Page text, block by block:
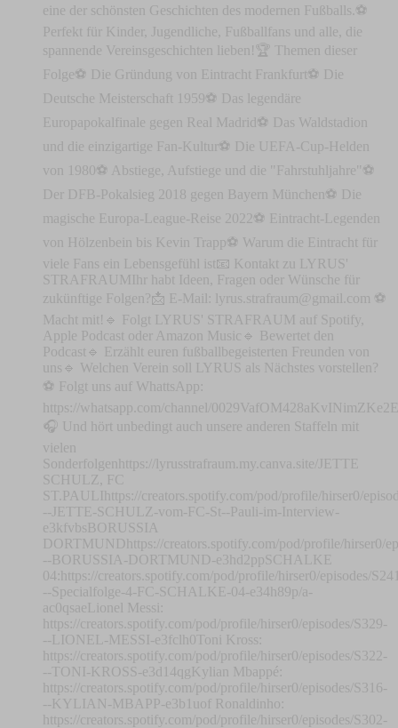
eine der schönsten Geschichten des modernen Fußballs.⚽
Perfekt für Kinder, Jugendliche, Fußballfans und alle, die
spannende Vereinsgeschichten lieben!🏆 Themen dieser
Folge⚽ Die Gründung von Eintracht Frankfurt⚽ Die
Deutsche Meisterschaft 1959⚽ Das legendäre
Europapokalfinale gegen Real Madrid⚽ Das Waldstadion
und die einzigartige Fan-Kultur⚽ Die UEFA-Cup-Helden
von 1980⚽ Abstiege, Aufstiege und die "Fahrstuhljahre"⚽
Der DFB-Pokalsieg 2018 gegen Bayern München⚽ Die
magische Europa-League-Reise 2022⚽ Eintracht-Legenden
von Hölzenbein bis Kevin Trapp⚽ Warum die Eintracht für
viele Fans ein Lebensgefühl ist📧 Kontakt zu LYRUS'
STRAFRAUMIhr habt Ideen, Fragen oder Wünsche für
zukünftige Folgen?📩 E-Mail:
lyrus.strafraum@gmail.com ⚽
Macht mit!🔹 Folgt LYRUS' STRAFRAUM auf Spotify,
Apple Podcast oder Amazon Music🔹 Bewertet den
Podcast🔹 Erzählt euren fußballbegeisterten Freunden von
uns🔹 Welchen Verein soll LYRUS als Nächstes vorstellen?
⚽ Folgt uns auf WhattsApp:
⁠⁠⁠⁠⁠⁠⁠⁠⁠⁠⁠⁠⁠⁠⁠⁠⁠⁠⁠⁠⁠⁠⁠⁠⁠⁠⁠⁠⁠⁠⁠⁠⁠⁠⁠⁠⁠⁠⁠⁠⁠⁠⁠⁠⁠⁠⁠⁠⁠⁠⁠⁠⁠⁠⁠⁠⁠⁠⁠⁠⁠⁠⁠⁠⁠⁠⁠⁠⁠⁠⁠⁠⁠⁠⁠⁠⁠⁠⁠⁠⁠⁠⁠⁠⁠⁠⁠⁠⁠⁠⁠⁠⁠⁠⁠⁠https://whatsapp.com/channel/0029VafOM428aKvINimZKe2E⁠⁠⁠⁠⁠
🎧 Und hört unbedingt auch unsere anderen Staffeln mit
vielen
Sonderfolgen⁠⁠⁠⁠https://lyrusstrafraum.my.canva.site/⁠⁠⁠⁠JETTE
SCHULZ, FC
ST.PAULIhttps://creators.spotify.com/pod/profile/hirser0/
--JETTE-SCHULZ-vom-FC-St--Pauli-im-Interview-
e3kfvbsBORUSSIA
DORTMUND⁠⁠https://creators.spotify.com/pod/profile/hirser0/
--BORUSSIA-DORTMUND-e3hd2pp⁠⁠SCHALKE
04:⁠⁠⁠https://creators.spotify.com/pod/profile/hirser0/episodes/
--Specialfolge-4-FC-SCHALKE-04-e34h89p/a-
ac0qsae⁠⁠Lionel Messi:
⁠⁠⁠⁠⁠⁠⁠https://creators.spotify.com/pod/profile/hirser0/episodes/S329-
--LIONEL-MESSI-e3fclh0⁠⁠⁠⁠⁠⁠⁠Toni Kross:
⁠⁠⁠⁠⁠⁠⁠⁠⁠⁠⁠⁠⁠https://creators.spotify.com/pod/profile/hirser0/episodes/S322-
--TONI-KROSS-e3d14qg⁠⁠⁠⁠⁠⁠⁠⁠⁠⁠⁠⁠⁠Kylian Mbappé:
⁠⁠⁠⁠⁠⁠⁠⁠⁠⁠⁠⁠⁠⁠⁠⁠⁠⁠https://creators.spotify.com/pod/profile/hirser0/episodes/S316-
--KYLIAN-MBAPP-e3b1uof⁠⁠⁠⁠⁠⁠⁠⁠⁠⁠⁠⁠⁠⁠⁠⁠⁠⁠ Ronaldinho:
⁠⁠⁠⁠⁠⁠⁠⁠⁠⁠⁠⁠⁠https://creators.spotify.com/pod/profile/hirser0/episodes/S302-